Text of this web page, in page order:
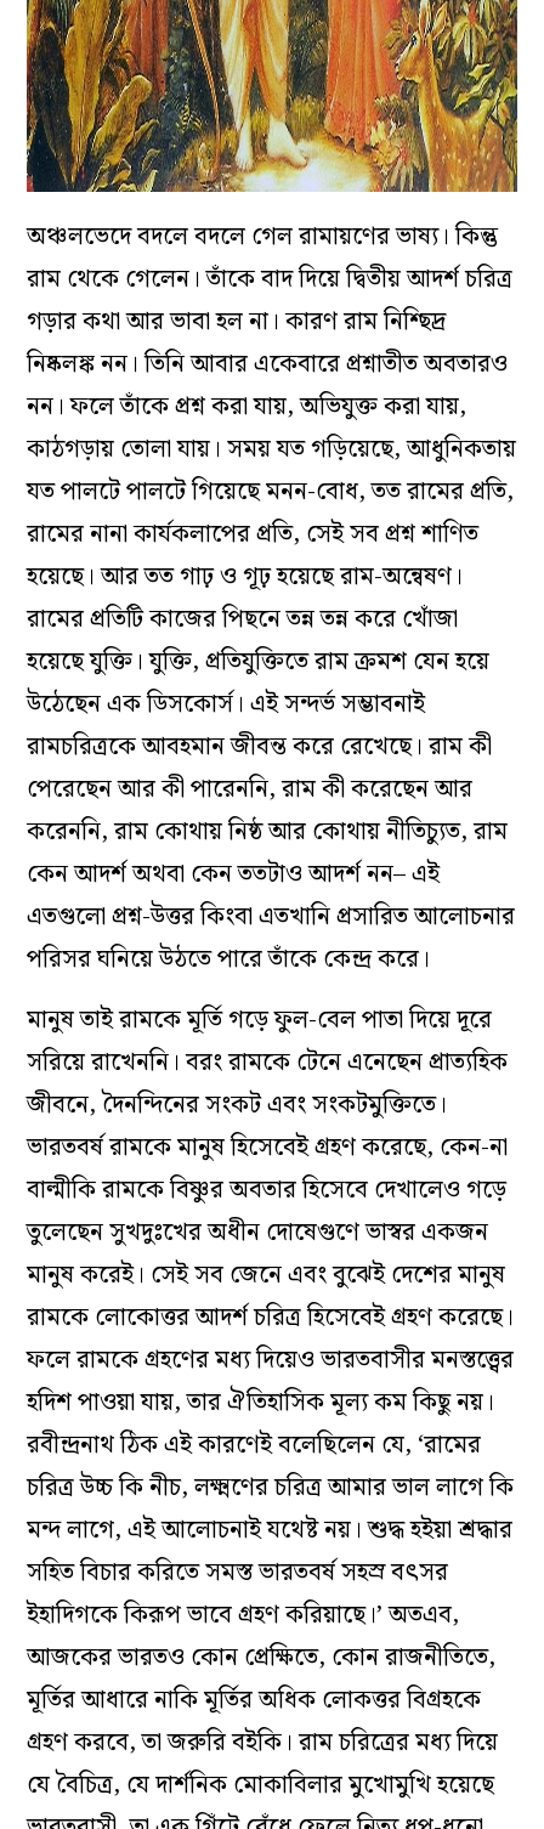
অঞ্চলভেদে বদলে বদলে গেল রামায়ণের ভাষ্য। কিন্তু
রাম থেকে গেলেন। তাঁকে বাদ দিয়ে দ্বিতীয় আদর্শ চরিত্র
গড়ার কথা আর ভাবা হল না। কারণ রাম নিশ্ছিদ্র
নিষ্কলঙ্ক নন। তিনি আবার একেবারে প্রশ্নাতীত অবতারও
নন। ফলে তাঁকে প্রশ্ন করা যায়, অভিযুক্ত করা যায়,
কাঠগড়ায় তোলা যায়। সময় যত গড়িয়েছে, আধুনিকতায়
যত পালটে পালটে গিয়েছে মনন-বোধ, তত রামের প্রতি,
রামের নানা কার্যকলাপের প্রতি, সেই সব প্রশ্ন শাণিত
হয়েছে। আর তত গাঢ় ও গূঢ় হয়েছে রাম-অন্বেষণ।
রামের প্রতিটি কাজের পিছনে তন্ন তন্ন করে খোঁজা
হয়েছে যুক্তি। যুক্তি, প্রতিযুক্তিতে রাম ক্রমশ যেন হয়ে
উঠেছেন এক ডিসকোর্স। এই সন্দর্ভ সম্ভাবনাই
রামচরিত্রকে আবহমান জীবন্ত করে রেখেছে। রাম কী
পেরেছেন আর কী পারেননি, রাম কী করেছেন আর
করেননি, রাম কোথায় নিষ্ঠ আর কোথায় নীতিচ্যুত, রাম
কেন আদর্শ অথবা কেন ততটাও আদর্শ নন– এই
এতগুলো প্রশ্ন-উত্তর কিংবা এতখানি প্রসারিত আলোচনার
পরিসর ঘনিয়ে উঠতে পারে তাঁকে কেন্দ্র করে।
মানুষ তাই রামকে মূর্তি গড়ে ফুল-বেল পাতা দিয়ে দূরে
সরিয়ে রাখেননি। বরং রামকে টেনে এনেছেন প্রাত্যহিক
জীবনে, দৈনন্দিনের সংকট এবং সংকটমুক্তিতে।
ভারতবর্ষ রামকে মানুষ হিসেবেই গ্রহণ করেছে, কেন-না
বাল্মীকি রামকে বিষ্ণুর অবতার হিসেবে দেখালেও গড়ে
তুলেছেন সুখদুঃখের অধীন দোষেগুণে ভাস্বর একজন
মানুষ করেই। সেই সব জেনে এবং বুঝেই দেশের মানুষ
রামকে লোকোত্তর আদর্শ চরিত্র হিসেবেই গ্রহণ করেছে।
ফলে রামকে গ্রহণের মধ্য দিয়েও ভারতবাসীর মনস্তত্ত্বের
হদিশ পাওয়া যায়, তার ঐতিহাসিক মূল্য কম কিছু নয়।
রবীন্দ্রনাথ ঠিক এই কারণেই বলেছিলেন যে, ‘রামের
চরিত্র উচ্চ কি নীচ, লক্ষ্মণের চরিত্র আমার ভাল লাগে কি
মন্দ লাগে, এই আলোচনাই যথেষ্ট নয়। শুদ্ধ হইয়া শ্রদ্ধার
সহিত বিচার করিতে সমস্ত ভারতবর্ষ সহস্র বৎসর
ইহাদিগকে কিরূপ ভাবে গ্রহণ করিয়াছে।’ অতএব,
আজকের ভারতও কোন প্রেক্ষিতে, কোন রাজনীতিতে,
মূর্তির আধারে নাকি মূর্তির অধিক লোকত্তর বিগ্রহকে
গ্রহণ করবে, তা জরুরি বইকি। রাম চরিত্রের মধ্য দিয়ে
যে বৈচিত্র, যে দার্শনিক মোকাবিলার মুখোমুখি হয়েছে